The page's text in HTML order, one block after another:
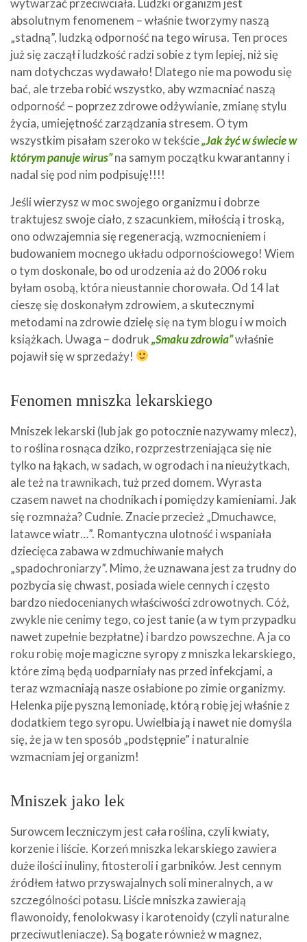
wytwarzać przeciwciała. Ludzki organizm jest
absolutnym fenomenem – właśnie tworzymy naszą
„stadną”, ludzką odporność na tego wirusa. Ten proces
już się zaczął i ludzkość radzi sobie z tym lepiej, niż się
nam dotychczas wydawało! Dlatego nie ma powodu się
bać, ale trzeba robić wszystko, aby wzmacniać naszą
odporność – poprzez zdrowe odżywianie, zmianę stylu
życia, umiejętność zarządzania stresem. O tym
wszystkim pisałam szeroko w tekście„Jak żyć w świecie w
którym panuje wirus”na samym początku kwarantanny i
nadal się pod nim podpisuję!!!!
Jeśli wierzysz w moc swojego organizmu i dobrze
traktujesz swoje ciało, z szacunkiem, miłością i troską,
ono odwzajemnia się regeneracją, wzmocnieniem i
budowaniem mocnego układu odpornościowego! Wiem
o tym doskonale, bo od urodzenia aż do 2006 roku
byłam osobą, która nieustannie chorowała. Od 14 lat
cieszę się doskonałym zdrowiem, a skutecznymi
metodami na zdrowie dzielę się na tym blogu i w moich
książkach. Uwaga – dodruk„Smaku zdrowia”właśnie
pojawił się w sprzedaży!
Fenomen mniszka lekarskiego
Mniszek lekarski (lub jak go potocznie nazywamy mlecz),
to roślina rosnąca dziko, rozprzestrzeniająca się nie
tylko na łąkach, w sadach, w ogrodach i na nieużytkach,
ale też na trawnikach, tuż przed domem. Wyrasta
czasem nawet na chodnikach i pomiędzy kamieniami. Jak
się rozmnaża? Cudnie. Znacie przecież „Dmuchawce,
latawce wiatr…”. Romantyczna ulotność i wspaniała
dziecięca zabawa w zdmuchiwanie małych
„spadochroniarzy”. Mimo, że uznawana jest za trudny do
pozbycia się chwast, posiada wiele cennych i często
bardzo niedocenianych właściwości zdrowotnych. Cóż,
zwykle nie cenimy tego, co jest tanie (a w tym przypadku
nawet zupełnie bezpłatne) i bardzo powszechne. A ja co
roku robię moje magiczne syropy z mniszka lekarskiego,
które zimą będą uodparniały nas przed infekcjami, a
teraz wzmacniają nasze osłabione po zimie organizmy.
Helenka pije pyszną lemoniadę, którą robię jej właśnie z
dodatkiem tego syropu. Uwielbia ją i nawet nie domyśla
się, że ja w ten sposób „podstępnie” i naturalnie
wzmacniam jej organizm!
Mniszek jako lek
Surowcem leczniczym jest cała roślina, czyli kwiaty,
korzenie i liście. Korzeń mniszka lekarskiego zawiera
duże ilości inuliny, fitosteroli i garbników. Jest cennym
źródłem łatwo przyswajalnych soli mineralnych, a w
szczególności potasu. Liście mniszka zawierają
flawonoidy, fenolokwasy i karotenoidy (czyli naturalne
przeciwutleniacze). Są bogate również w magnez,